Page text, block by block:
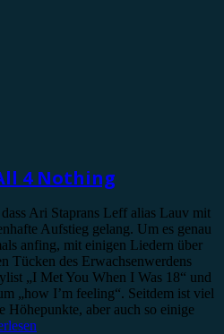
4 Nothing
Ari Staprans Leff alias Lauv mit
Aufstieg gelang. Um es genau
anfing, mit einigen Liedern über
Tücken des Erwachsenwerdens
„I Met You When I Was 18“ und
„how I’m feeling“. Seitdem ist viel
Höhepunkte, aber auch so einige